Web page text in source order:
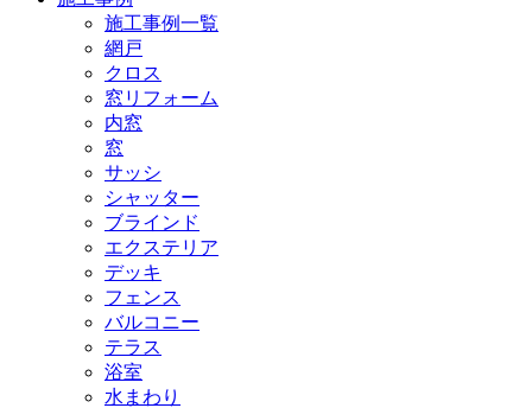
施工事例一覧
網戸
クロス
窓リフォーム
内窓
窓
サッシ
シャッター
ブラインド
エクステリア
デッキ
フェンス
バルコニー
テラス
浴室
水まわり